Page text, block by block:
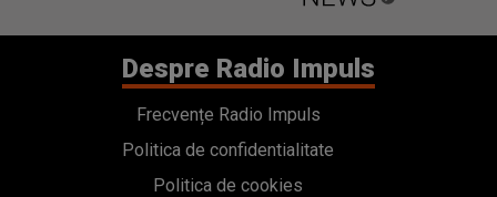
Despre Radio Impuls
Frecvențe Radio Impuls
Politica de confidentialitate
Politica de cookies